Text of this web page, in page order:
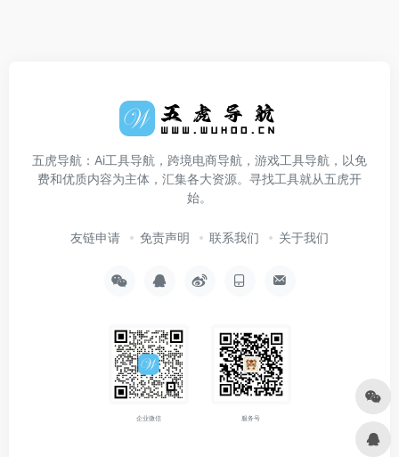
五虎导航：Ai工具导航，跨境电商导航，游戏工具导航，以免
费和优质内容为主体，汇集各大资源。寻找工具就从五虎开
始。
友链申请 免责声明 联系我们 关于我们
企业微信 服务号